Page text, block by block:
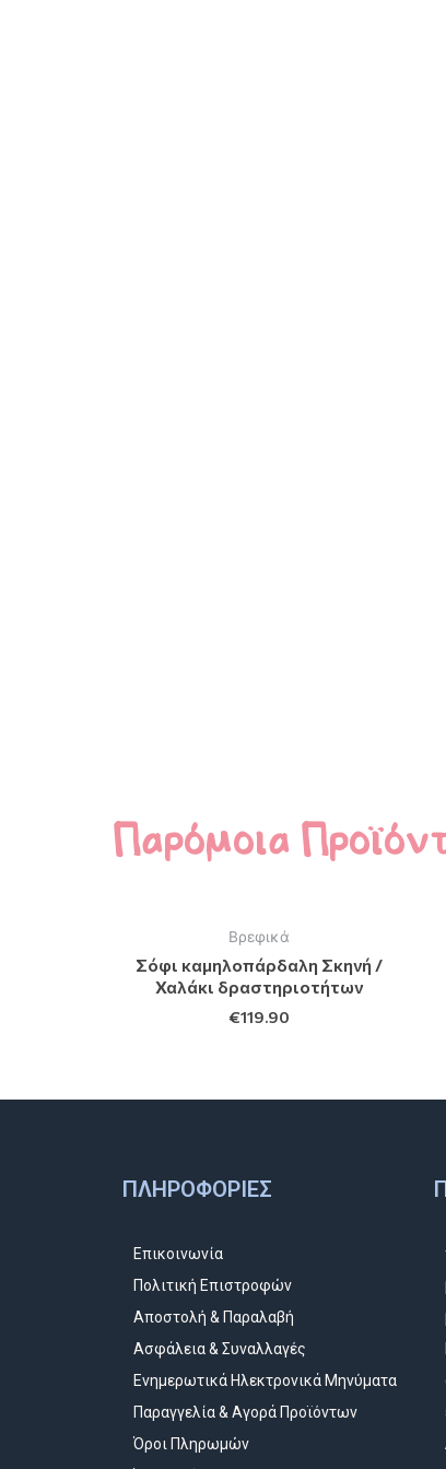
Παρόμοια
Βρεφικά
Σόφι καμηλοπάρδαλη Σκηνή /
Χαλάκι δραστηριοτήτων
€119.90
ΠΛΗΡΟΦΟΡΊΕΣ
Επικοινωνία
Πολιτική Επιστροφών
Αποστολή & Παραλαβή
Ασφάλεια & Συναλλαγές
Ενημερωτικά Ηλεκτρονικά Μηνύματα
Παραγγελία & Αγορά Προϊόντων
Όροι Πληρωμών